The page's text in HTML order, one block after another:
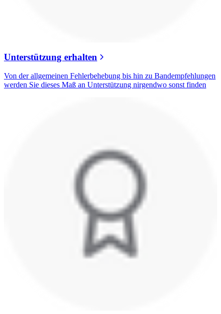
Unterstützung erhalten
Von der allgemeinen Fehlerbehebung bis hin zu Bandempfehlungen
werden Sie dieses Maß an Unterstützung nirgendwo sonst finden